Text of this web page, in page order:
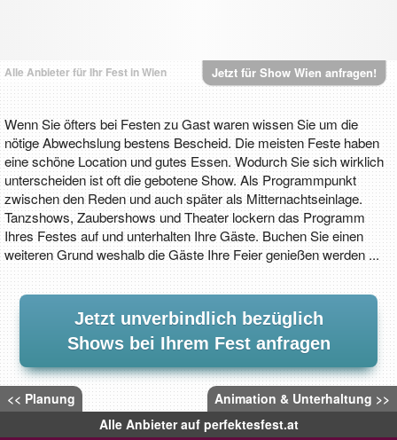
Jetzt für Show Wien anfragen!
Alle Anbieter für Ihr Fest in Wien
Wenn Sie öfters bei Festen zu Gast waren wissen Sie um die
nötige Abwechslung bestens Bescheid. Die meisten Feste haben
eine schöne Location und gutes Essen. Wodurch Sie sich wirklich
unterscheiden ist oft die gebotene Show. Als Programmpunkt
zwischen den Reden und auch später als Mitternachtseinlage.
Tanzshows, Zaubershows und Theater lockern das Programm
Ihres Festes auf und unterhalten Ihre Gäste. Buchen Sie einen
weiteren Grund weshalb die Gäste Ihre Feier genießen werden ...
Jetzt unverbindlich bezüglich
Shows bei Ihrem Fest anfragen
Animation & Unterhaltung >>
<< Planung
Alle Anbieter auf perfektesfest.at